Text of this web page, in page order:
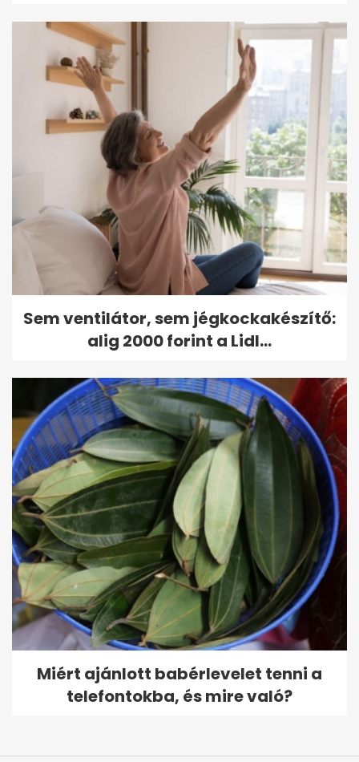
Sem ventilátor, sem jégkockakészítő:
alig 2000 forint a Lidl...
Miért ajánlott babérlevelet tenni a
telefontokba, és mire való?